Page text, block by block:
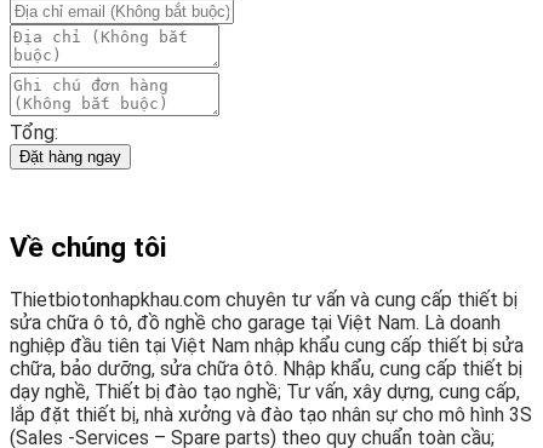
Tổng:
Đặt hàng ngay
Về chúng tôi
Thietbiotonhapkhau.com chuyên tư vấn và cung cấp thiết bị
sửa chữa ô tô, đồ nghề cho garage tại Việt Nam. Là doanh
nghiệp đầu tiên tại Việt Nam nhập khẩu cung cấp thiết bị sửa
chữa, bảo dưỡng, sửa chữa ôtô. Nhập khẩu, cung cấp thiết bị
dạy nghề, Thiết bị đào tạo nghề; Tư vấn, xây dựng, cung cấp,
lắp đặt thiết bị, nhà xưởng và đào tạo nhân sự cho mô hình 3S
(Sales -Services – Spare parts) theo quy chuẩn toàn cầu;